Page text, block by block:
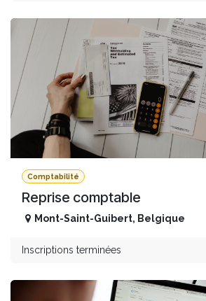
Comptabilité
Reprise comptable
Mont-Saint-Guibert, Belgique
Inscriptions terminées